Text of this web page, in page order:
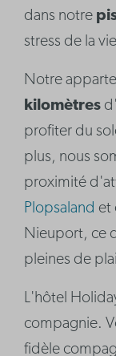
dans notre
stress de la
Notre
kilomètres
profiter du
plus, nous
proximité
Plopsaland et
Nieuport, ce
pleines de
L'hôtel
compagnie.
fidèle